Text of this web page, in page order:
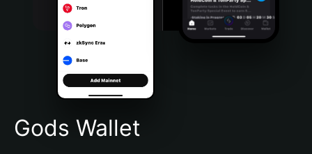
Português (Brasil)
Español (Argentina)
Gods Wallet